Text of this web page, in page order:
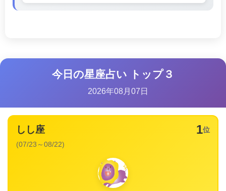
今日の星座占い トップ３
2026年08月07日
1位
しし座
(07/23～08/22)